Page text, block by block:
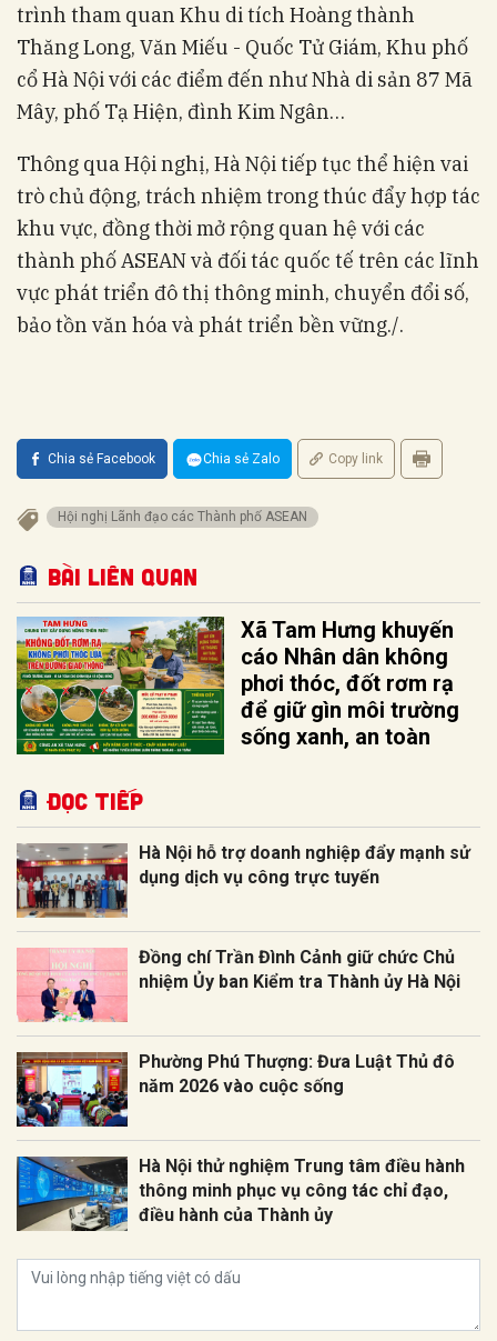
trình tham quan Khu di tích Hoàng thành
Thăng Long, Văn Miếu - Quốc Tử Giám, Khu phố
cổ Hà Nội với các điểm đến như Nhà di sản 87 Mã
Mây, phố Tạ Hiện, đình Kim Ngân…
Thông qua Hội nghị, Hà Nội tiếp tục thể hiện vai
trò chủ động, trách nhiệm trong thúc đẩy hợp tác
khu vực, đồng thời mở rộng quan hệ với các
thành phố ASEAN và đối tác quốc tế trên các lĩnh
vực phát triển đô thị thông minh, chuyển đổi số,
bảo tồn văn hóa và phát triển bền vững./.
Chia sẻ Facebook Chia sẻ Zalo Copy link
Hội nghị Lãnh đạo các Thành phố ASEAN
Bài liên quan
Xã Tam Hưng khuyến
cáo Nhân dân không
phơi thóc, đốt rơm rạ
để giữ gìn môi trường
sống xanh, an toàn
Đọc tiếp
Hà Nội hỗ trợ doanh nghiệp đẩy mạnh sử
dụng dịch vụ công trực tuyến
Đồng chí Trần Đình Cảnh giữ chức Chủ
nhiệm Ủy ban Kiểm tra Thành ủy Hà Nội
Phường Phú Thượng: Đưa Luật Thủ đô
năm 2026 vào cuộc sống
Hà Nội thử nghiệm Trung tâm điều hành
thông minh phục vụ công tác chỉ đạo,
điều hành của Thành ủy